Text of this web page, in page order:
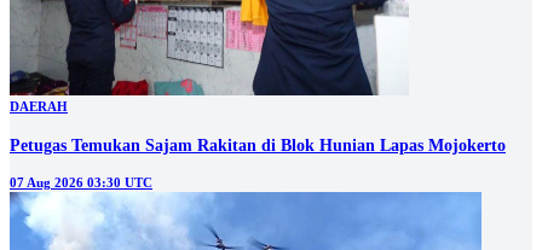
DAERAH
Petugas Temukan Sajam Rakitan di Blok Hunian Lapas Mojokerto
07 Aug 2026 03:30 UTC